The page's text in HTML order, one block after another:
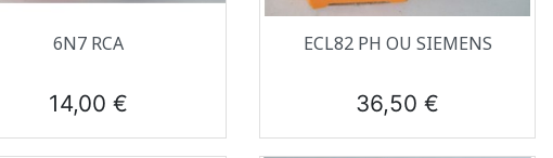
Aperçu rapide
6N7 RCA
Prix
14,00 €
 Aperçu rapide
ECL82 PH OU SIEMENS
Prix
36,50 €